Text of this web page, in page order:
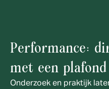
Performance:
met een plafond
Onderzoek en praktijk